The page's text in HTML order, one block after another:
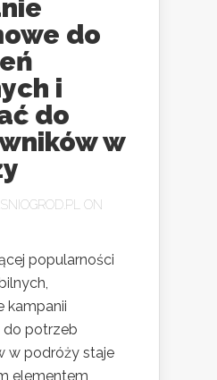
do
i
do
w
ON
popularności
kampanii
do potrzeb
w podróży staje
elementem